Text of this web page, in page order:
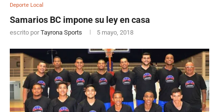
Deporte Local
Samarios BC impone su ley en casa
escrito por Tayrona Sports 5 mayo, 2018